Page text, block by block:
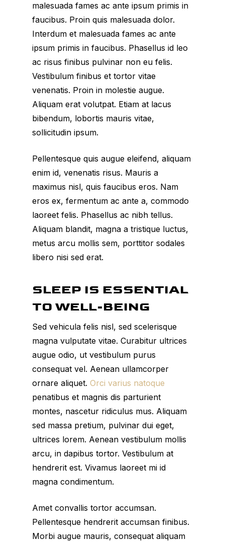
malesuada fames ac ante ipsum primis in
faucibus. Proin quis malesuada dolor.
Interdum et malesuada fames ac ante
ipsum primis in faucibus. Phasellus id leo
ac risus finibus pulvinar non eu felis.
Vestibulum finibus et tortor vitae
venenatis. Proin in molestie augue.
Aliquam erat volutpat. Etiam at lacus
bibendum, lobortis mauris vitae,
sollicitudin ipsum.
Pellentesque quis augue eleifend, aliquam
enim id, venenatis risus. Mauris a
maximus nisl, quis faucibus eros. Nam
eros ex, fermentum ac ante a, commodo
laoreet felis. Phasellus ac nibh tellus.
Aliquam blandit, magna a tristique luctus,
metus arcu mollis sem, porttitor sodales
libero nisi sed erat.
SLEEP IS ESSENTIAL
TO WELL-BEING
Sed vehicula felis nisl, sed scelerisque
magna vulputate vitae. Curabitur ultrices
augue odio, ut vestibulum purus
consequat vel. Aenean ullamcorper
ornare aliquet. Orci varius natoque
penatibus et magnis dis parturient
montes, nascetur ridiculus mus. Aliquam
sed massa pretium, pulvinar dui eget,
ultrices lorem. Aenean vestibulum mollis
arcu, in dapibus tortor. Vestibulum at
hendrerit est. Vivamus laoreet mi id
magna condimentum.
Amet convallis tortor accumsan.
Pellentesque hendrerit accumsan finibus.
Morbi augue mauris, consequat aliquam